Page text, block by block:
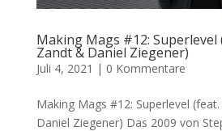
Making Mags #12: Superlevel
Zandt & Daniel Ziegener)
Juli 4, 2021 | 0 Kommentare
Making Mags #12: Superlevel
Daniel Ziegener) Das 2009 von